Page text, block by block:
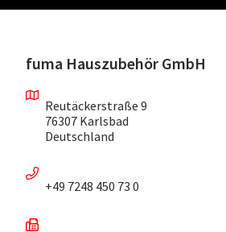
fuma Hauszubehör GmbH
Reutäckerstraße 9
76307 Karlsbad
Deutschland
+49 7248 450 73 0